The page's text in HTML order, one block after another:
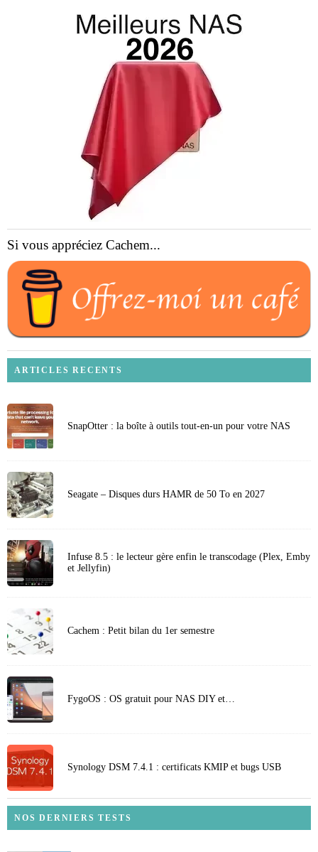
Si vous appréciez Cachem...
ARTICLES RECENTS
SnapOtter : la boîte à outils tout-en-un pour votre NAS
Seagate – Disques durs HAMR de 50 To en 2027
Infuse 8.5 : le lecteur gère enfin le transcodage (Plex, Emby
et Jellyfin)
Cachem : Petit bilan du 1er semestre
FygoOS : OS gratuit pour NAS DIY et…
Synology DSM 7.4.1 : certificats KMIP et bugs USB
NOS DERNIERS TESTS